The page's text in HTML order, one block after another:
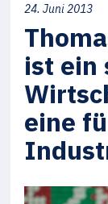
24. Juni 2013
ist ein
eine